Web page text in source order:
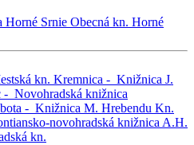
Horné Srnie Obecná kn. Horné
kn. Kremnica - Knižnica J.
- Novohradská knižnica
- Knižnica M. Hrebendu Kn.
novohradská knižnica A.H.
kn.